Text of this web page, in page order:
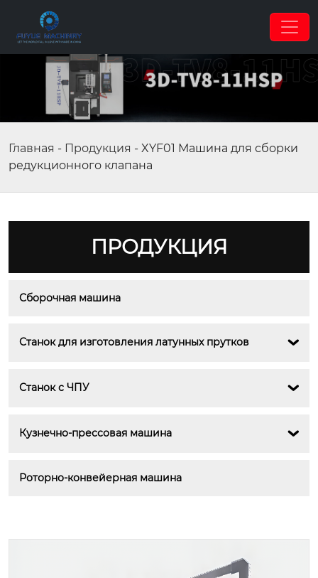
Главная - Продукция - XYF01 Машина для сборки
редукционного клапана
ПРОДУКЦИЯ
Сборочная машина
Станок для изготовления латунных прутков 
Станок с ЧПУ 
Кузнечно-прессовая машина 
Роторно-конвейерная машина